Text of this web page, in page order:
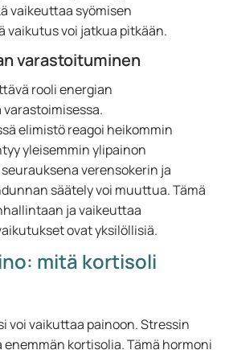
vaikeuttaa syömisen
vaikutus voi jatkua pitkään.
varastoituminen
rooli energian
elimistö reagoi heikommin
yleisemmin ylipainon
verensokerin ja
säätely voi muuttua. Tämä
ja vaikeuttaa
ovat yksilöllisiä.
mitä kortisoli
voi vaikuttaa painoon. Stressin
kortisolia. Tämä hormoni